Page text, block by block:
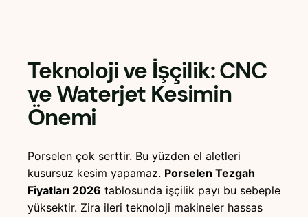
Teknoloji ve İşçilik: CNC
ve Waterjet Kesimin
Önemi
Porselen çok serttir. Bu yüzden el aletleri
kusursuz kesim yapamaz. Porselen Tezgah
Fiyatları 2026 tablosunda işçilik payı bu sebeple
yüksektir. Zira ileri teknoloji makineler hassas